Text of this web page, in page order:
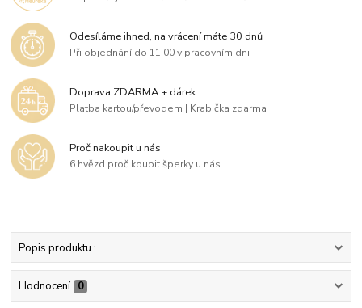
Odesíláme ihned, na vrácení máte 30 dnů
Při objednání do 11:00 v pracovním dni
Doprava ZDARMA + dárek
Platba kartou/převodem | Krabička zdarma
Proč nakoupit u nás
6 hvězd proč koupit šperky u nás
Popis produktu :
Hodnocení 0